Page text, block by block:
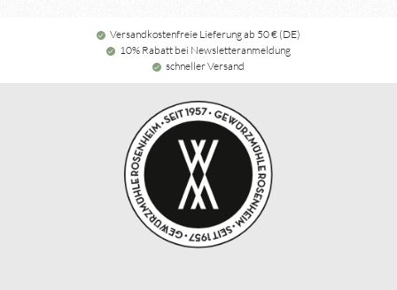
Versandkostenfreie Lieferung ab 50 € (DE)
10% Rabatt bei Newsletteranmeldung
schneller Versand